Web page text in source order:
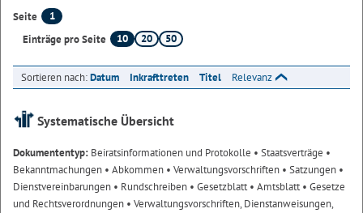
Seite
1
Einträge pro Seite
10 20 50
Sortieren nach:Datum Inkrafttreten Titel Relevanz
Systematische Übersicht
Dokumententyp: Beiratsinformationen und Protokolle • Staatsverträge •
Bekanntmachungen • Abkommen • Verwaltungsvorschriften • Satzungen •
Dienstvereinbarungen • Rundschreiben • Gesetzblatt• Amtsblatt• Gesetze
und Rechtsverordnungen • Verwaltungsvorschriften, Dienstanweisungen,